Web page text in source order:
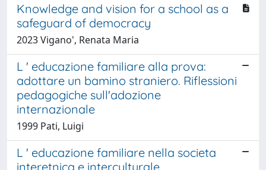
Knowledge and vision for a school as a
safeguard of democracy
2023 Vigano', Renata Maria
L ' educazione familiare alla prova:
adottare un bamino straniero. Riflessioni
pedagogiche sull'adozione
internazionale
1999 Pati, Luigi
L ' educazione familiare nella societa
interetnica e interculturale